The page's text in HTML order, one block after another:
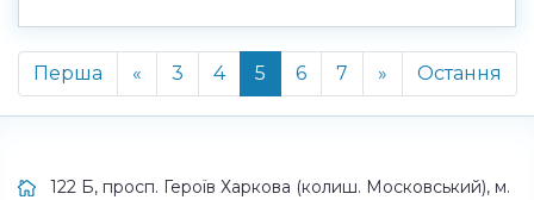
Перша « 3 4 5 6 7 » Остання
122 Б, просп. Героїв Харкова (колиш. Московський), м.